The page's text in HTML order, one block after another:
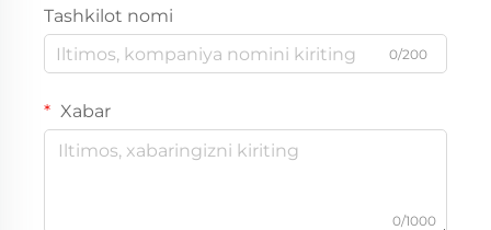
Tashkilot nomi
0/200
Xabar
0/1000